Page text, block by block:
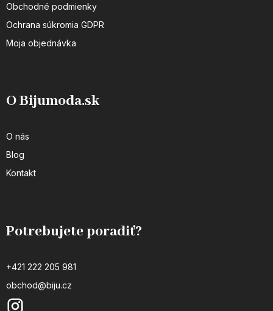
Obchodné podmienky
Ochrana súkromia GDPR
Moja objednávka
O Bijumoda.sk
O nás
Blog
Kontakt
Potrebujete poradiť?
+421 222 205 981
obchod@biju.cz